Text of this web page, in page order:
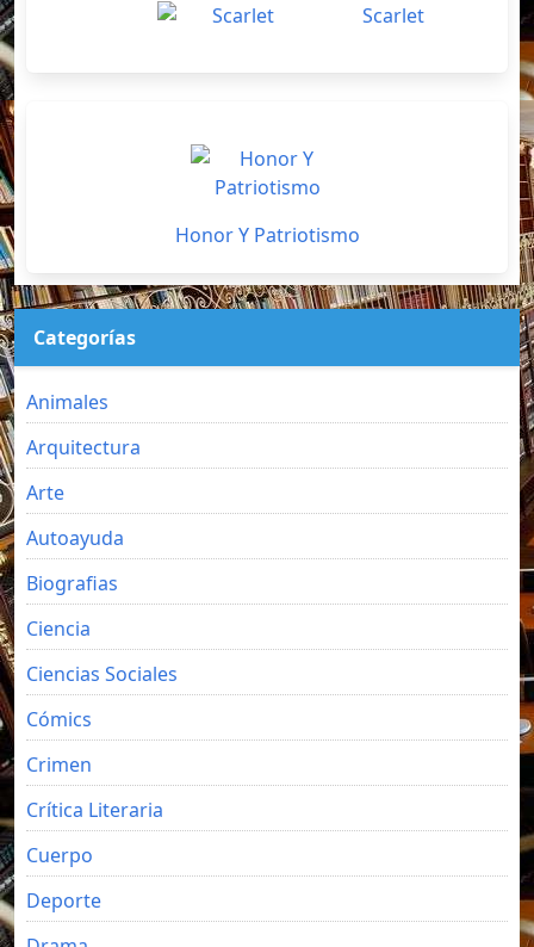
Scarlet
Honor Y Patriotismo
Categorías
Animales
Arquitectura
Arte
Autoayuda
Biografias
Ciencia
Ciencias Sociales
Cómics
Crimen
Crítica Literaria
Cuerpo
Deporte